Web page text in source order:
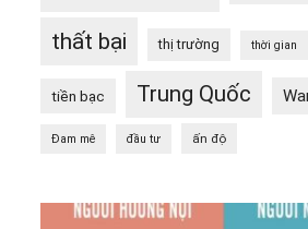
thất bại thị trường thời gian
tiền bạc Trung Quốc
Đam mê đầu tư ấn độ